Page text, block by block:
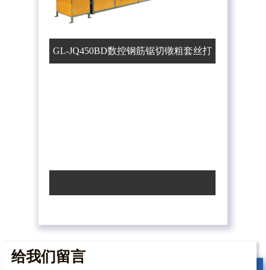
GL-JQ450BD数控钢筋锯切镦粗套丝打
给我们留言